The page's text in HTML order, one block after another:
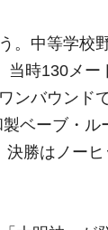
。中等学校
当時130メ
ンバウンド
ベーブ・
勝はノー